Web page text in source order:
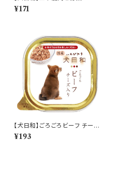
¥171
【犬日和】ごろごろビーフ チーズ
入り
¥193